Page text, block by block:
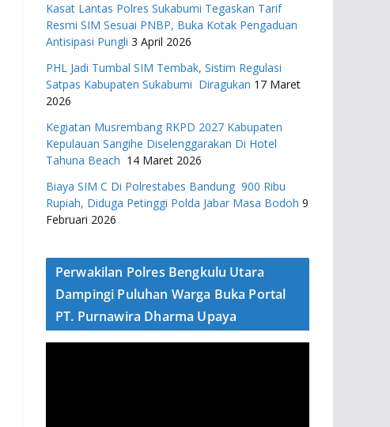
Kasat Lantas Polres Sukabumi Tegaskan Tarif
Resmi SIM Sesuai PNBP, Buka Kotak Pengaduan
Antisipasi Pungli 3 April 2026
PHL Jadi Tumbal SIM Tembak, Sistim Regulasi
Satpas Kabupaten Sukabumi Diragukan 17 Maret
2026
Kegiatan Musrembang RKPD 2027 ​Kabupaten
Kepulauan Sangihe Diselenggarakan Di Hotel
Tahuna Beach 14 Maret 2026
Biaya SIM C Di Polrestabes Bandung 900 Ribu
Rupiah, Diduga Petinggi Polda Jabar Masa Bodoh 9
Februari 2026
Perwakilan Polres Bengkulu Utara
Dampingi Puluhan Warga Buka Portal
PT. Purnawira Dharma Upaya